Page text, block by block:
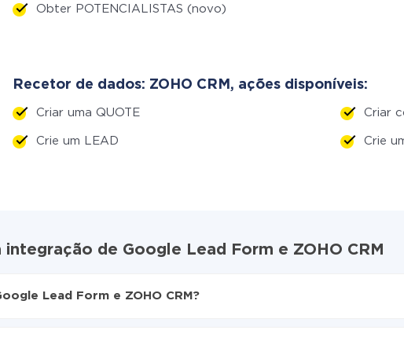
Obter POTENCIALISTAS (novo)
Recetor de dados: ZOHO CRM, ações disponíveis:
Criar uma QUOTE Criar
Crie um LEAD Crie
de Google Lead Form e ZOHO CRM
Lead Form e ZOHO CRM?